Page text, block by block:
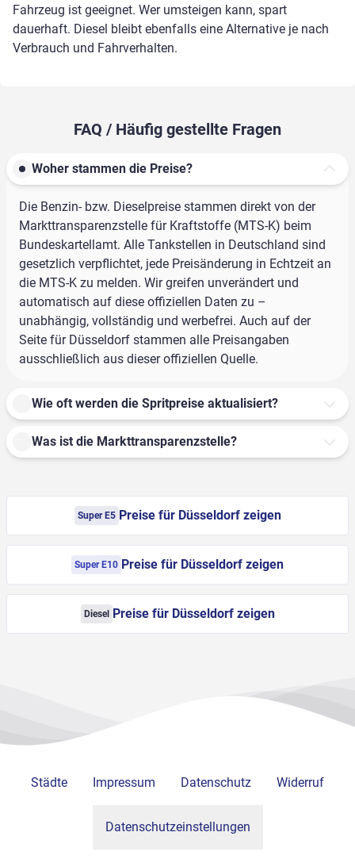
Fahrzeug ist geeignet. Wer umsteigen kann, spart
dauerhaft. Diesel bleibt ebenfalls eine Alternative je nach
Verbrauch und Fahrverhalten.
FAQ / Häufig gestellte Fragen
Woher stammen die Preise?
Die Benzin- bzw. Dieselpreise stammen direkt von der
Markttransparenzstelle für Kraftstoffe (MTS-K) beim
Bundeskartellamt. Alle Tankstellen in Deutschland sind
gesetzlich verpflichtet, jede Preisänderung in Echtzeit an
die MTS-K zu melden. Wir greifen unverändert und
automatisch auf diese offiziellen Daten zu –
unabhängig, vollständig und werbefrei. Auch auf der
Seite für Düsseldorf stammen alle Preisangaben
ausschließlich aus dieser offiziellen Quelle.
Wie oft werden die Spritpreise aktualisiert?
Was ist die Markttransparenzstelle?
Super E5 Preise für Düsseldorf zeigen
Super E10 Preise für Düsseldorf zeigen
Diesel Preise für Düsseldorf zeigen
Städte Impressum Datenschutz Widerruf
Datenschutzeinstellungen